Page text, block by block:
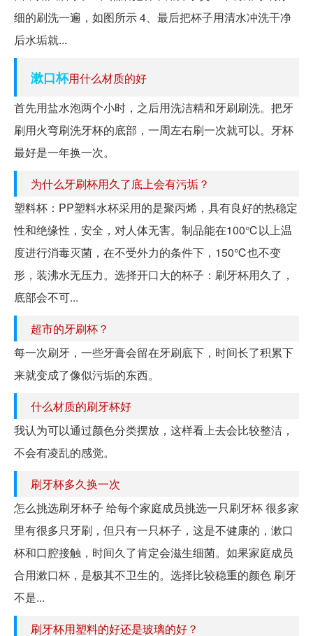
细的刷洗一遍，如图所示 4、最后把杯子用清水冲洗干净
后水垢就...
漱口杯用什么材质的好
首先用盐水泡两个小时，之后用洗洁精和牙刷刷洗。把牙
刷用火弯刷洗牙杯的底部，一周左右刷一次就可以。牙杯
最好是一年换一次。
为什么牙刷杯用久了底上会有污垢？
塑料杯：PP塑料水杯采用的是聚丙烯，具有良好的热稳定
性和绝缘性，安全，对人体无害。制品能在100℃以上温
度进行消毒灭菌，在不受外力的条件下，150℃也不变
形，装沸水无压力。选择开口大的杯子：刷牙杯用久了，
底部会不可...
超市的牙刷杯？
每一次刷牙，一些牙膏会留在牙刷底下，时间长了积累下
来就变成了像似污垢的东西。
什么材质的刷牙杯好
我认为可以通过颜色分类摆放，这样看上去会比较整洁，
不会有凌乱的感觉。
刷牙杯多久换一次
怎么挑选刷牙杯子 给每个家庭成员挑选一只刷牙杯 很多家
里有很多只牙刷，但只有一只杯子，这是不健康的，漱口
杯和口腔接触，时间久了肯定会滋生细菌。如果家庭成员
合用漱口杯，是极其不卫生的。选择比较稳重的颜色 刷牙
不是...
刷牙杯用塑料的好还是玻璃的好？